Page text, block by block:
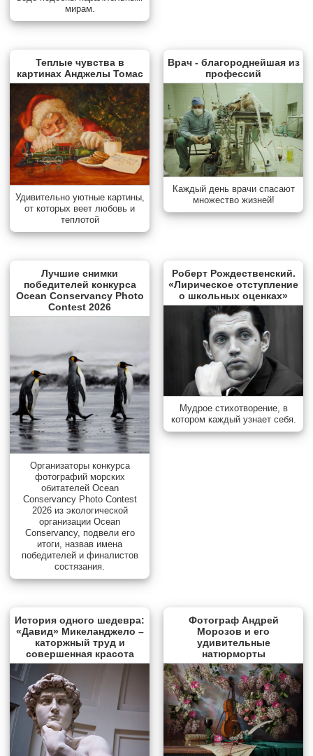
мирам.
Теплые чувства в
картинах Анджелы Томас
Удивительно уютные картины,
от которых веет любовь и
теплотой
Врач - благороднейшая из
профессий
Каждый день врачи спасают
множество жизней!
Лучшие снимки
победителей конкурса
Ocean Conservancy Photo
Contest 2026
Организаторы конкурса
фотографий морских
обитателей Ocean
Conservancy Photo Contest
2026 из экологической
организации Ocean
Conservancy, подвели его
итоги, назвав имена
победителей и финалистов
состязания.
Роберт Рождественский.
«Лирическое отступление
о школьных оценках»
Мудрое стихотворение, в
котором каждый узнает себя.
История одного шедевра:
«Давид» Микеланджело –
каторжный труд и
совершенная красота
Фотограф Андрей
Морозов и его
удивительные
натюрморты